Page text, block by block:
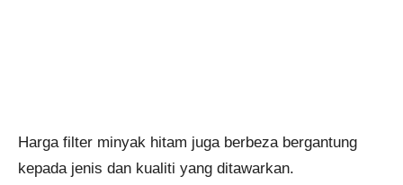
Harga filter minyak hitam juga berbeza bergantung
kepada jenis dan kualiti yang ditawarkan.